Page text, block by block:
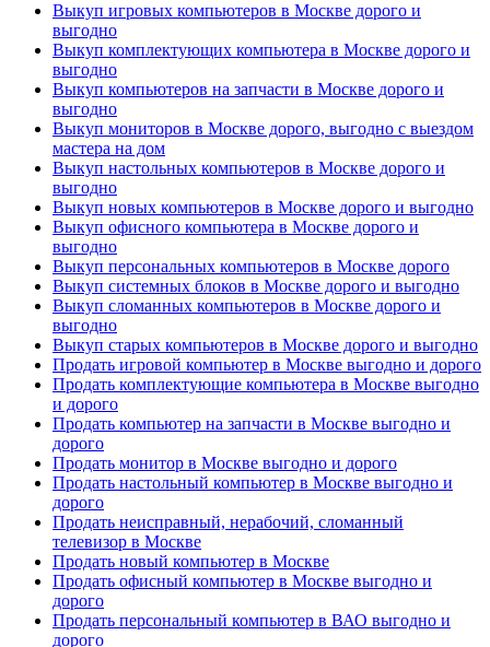
Выкуп игровых компьютеров в Москве дорого и
выгодно
Выкуп комплектующих компьютера в Москве дорого и
выгодно
Выкуп компьютеров на запчасти в Москве дорого и
выгодно
Выкуп мониторов в Москве дорого, выгодно с выездом
мастера на дом
Выкуп настольных компьютеров в Москве дорого и
выгодно
Выкуп новых компьютеров в Москве дорого и выгодно
Выкуп офисного компьютера в Москве дорого и
выгодно
Выкуп персональных компьютеров в Москве дорого
Выкуп системных блоков в Москве дорого и выгодно
Выкуп сломанных компьютеров в Москве дорого и
выгодно
Выкуп старых компьютеров в Москве дорого и выгодно
Продать игровой компьютер в Москве выгодно и дорого
Продать комплектующие компьютера в Москве выгодно
и дорого
Продать компьютер на запчасти в Москве выгодно и
дорого
Продать монитор в Москве выгодно и дорого
Продать настольный компьютер в Москве выгодно и
дорого
Продать неисправный, нерабочий, сломанный
телевизор в Москве
Продать новый компьютер в Москве
Продать офисный компьютер в Москве выгодно и
дорого
Продать персональный компьютер в ВАО выгодно и
дорого